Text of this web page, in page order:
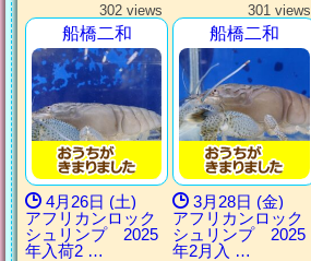
302 views
船橋二和
4月26日 (土)
アフリカンロック
シュリンプ 2025
年入荷2 …
301 views
船橋二和
3月28日 (金)
アフリカンロック
シュリンプ 2025
年2月入 …